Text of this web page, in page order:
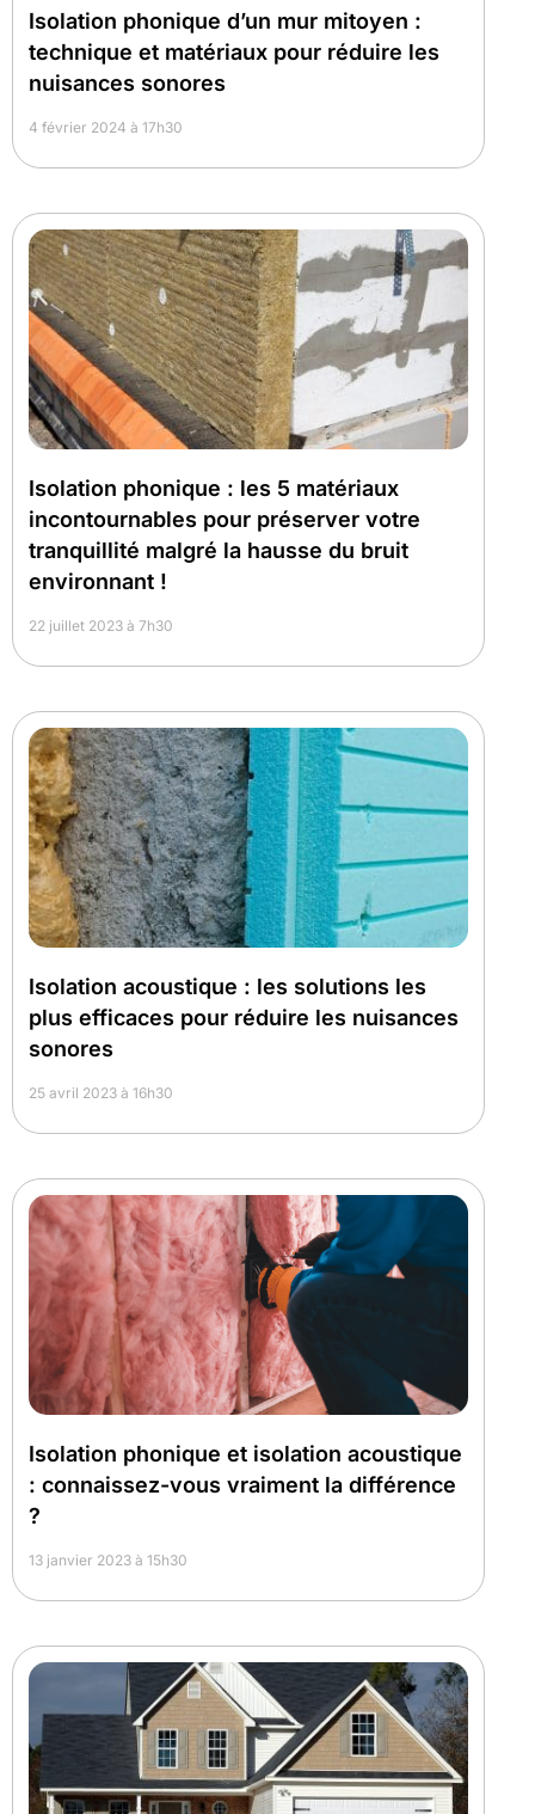
Isolation phonique d’un mur mitoyen :
technique et matériaux pour réduire les
nuisances sonores
4 février 2024 à 17h30
Isolation phonique : les 5 matériaux
incontournables pour préserver votre
tranquillité malgré la hausse du bruit
environnant !
22 juillet 2023 à 7h30
Isolation acoustique : les solutions les
plus efficaces pour réduire les nuisances
sonores
25 avril 2023 à 16h30
Isolation phonique et isolation acoustique
: connaissez-vous vraiment la différence
?
13 janvier 2023 à 15h30